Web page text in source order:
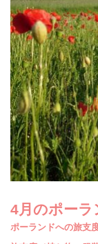
4月のポーラ
ポーランドへの旅支